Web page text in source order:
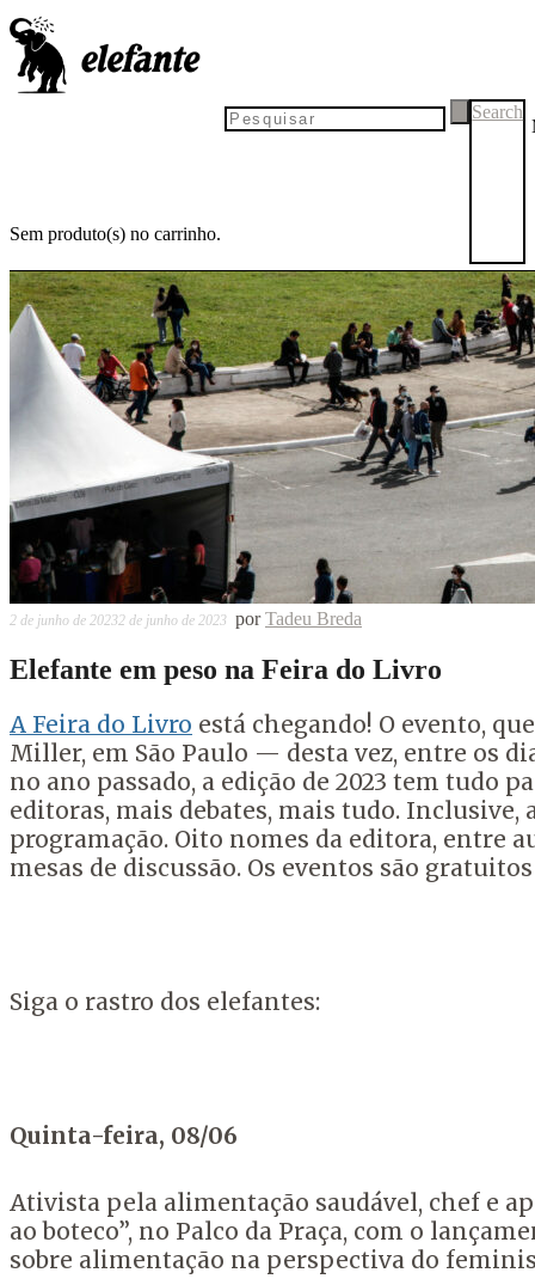
Sem produto(s) no carrinho.
Search
2 de junho de 20232 de junho de 2023 porTadeu Breda
Elefante em peso na Feira do Livro
A Feira do Livro está chegando! O evento,
Miller, em São Paulo — desta vez, entre os
no ano passado, a edição de 2023 tem tudo
editoras, mais debates, mais tudo. Inclusive,
programação. Oito nomes da editora, entre
mesas de discussão. Os eventos são
Siga o rastro dos elefantes:
Quinta-feira, 08/06
Ativista pela alimentação saudável, chef e
ao boteco”, no Palco da Praça, com o
sobre alimentação na perspectiva do